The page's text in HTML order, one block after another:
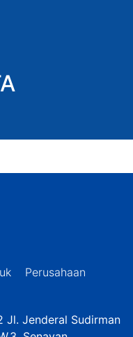
Perusahaan
Jl. Jenderal Sudirman